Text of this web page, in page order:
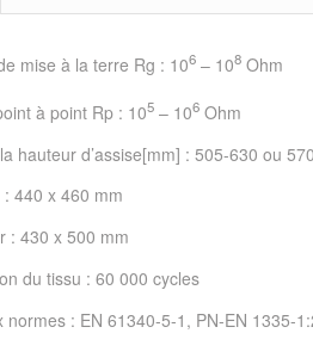
mise à la terre Rg : 106 – 108 Ohm
à point Rp : 105 – 106 Ohm
hauteur d’assise[mm] : 505-630 ou
440 x 460 mm
: 430 x 500 mm
du tissu : 60 000 cycles
normes : EN 61340-5-1, PN-EN 1335-